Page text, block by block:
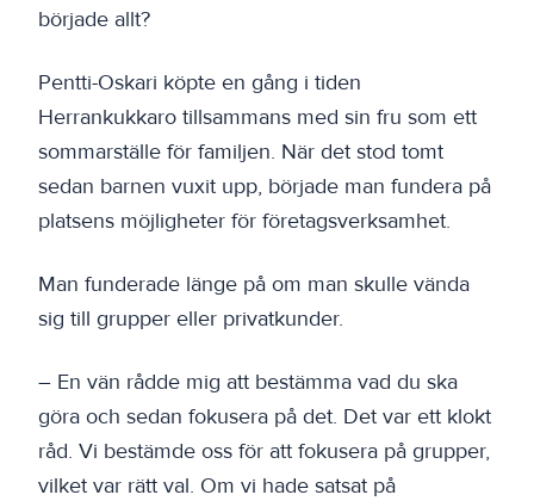
började allt?
Pentti-Oskari köpte en gång i tiden
Herrankukkaro tillsammans med sin fru som ett
sommarställe för familjen. När det stod tomt
sedan barnen vuxit upp, började man fundera på
platsens möjligheter för företagsverksamhet.
Man funderade länge på om man skulle vända
sig till grupper eller privatkunder.
– En vän rådde mig att bestämma vad du ska
göra och sedan fokusera på det. Det var ett klokt
råd. Vi bestämde oss för att fokusera på grupper,
vilket var rätt val. Om vi hade satsat på